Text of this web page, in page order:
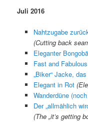
Juli 2016
Nahtzugabe
(Cutting back
Eleganter
Fast and
„Biker“ Jacke,
Elegant in Rot
Wanderdüne
Der „allmählich
(The „it’s getting